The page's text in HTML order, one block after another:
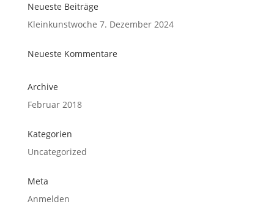
Neueste Beiträge
Kleinkunstwoche 7. Dezember 2024
Neueste Kommentare
Archive
Februar 2018
Kategorien
Uncategorized
Meta
Anmelden